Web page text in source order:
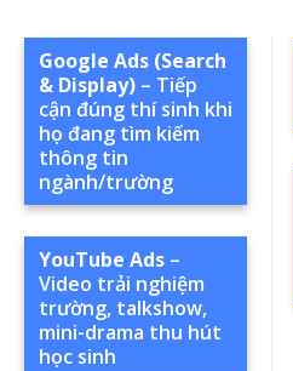
Google Ads (Search
& Display) – Tiếp
cận đúng thí sinh khi
họ đang tìm kiếm
thông tin
ngành/trường
YouTube Ads –
Video trải nghiệm
trường, talkshow,
mini-drama thu hút
học sinh